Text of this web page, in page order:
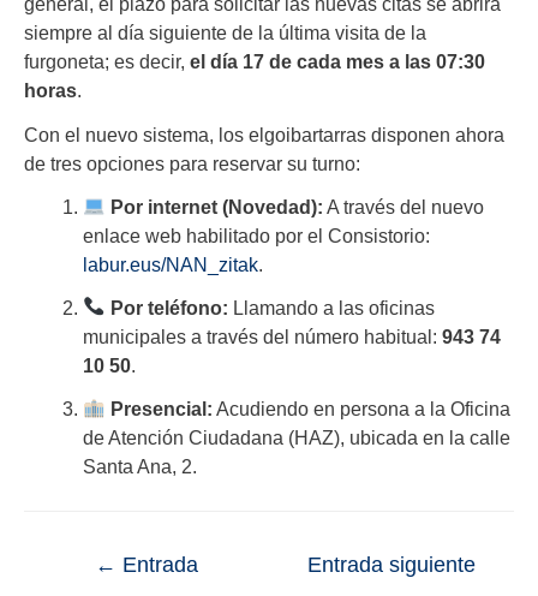
siempre al día siguiente de la última visita de la
furgoneta; es decir, el día 17 de cada mes a las 07:30
horas.
Con el nuevo sistema, los elgoibartarras disponen ahora
de tres opciones para reservar su turno:
Por internet (Novedad): A través del nuevo
enlace web habilitado por el Consistorio:
labur.eus/NAN_zitak.
Por teléfono: Llamando a las oficinas
municipales a través del número habitual:943 74
10 50.
Presencial: Acudiendo en persona a la Oficina
de Atención Ciudadana (HAZ), ubicada en la calle
Santa Ana, 2.
← Entrada
Entrada siguiente